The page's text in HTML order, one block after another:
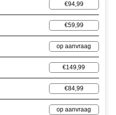
€94,99
€59,99
op aanvraag
€149,99
€84,99
op aanvraag